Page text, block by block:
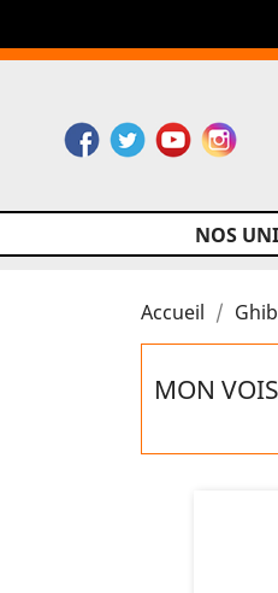
Facebook
TwitterYouTube
NOS
Accueil
MON